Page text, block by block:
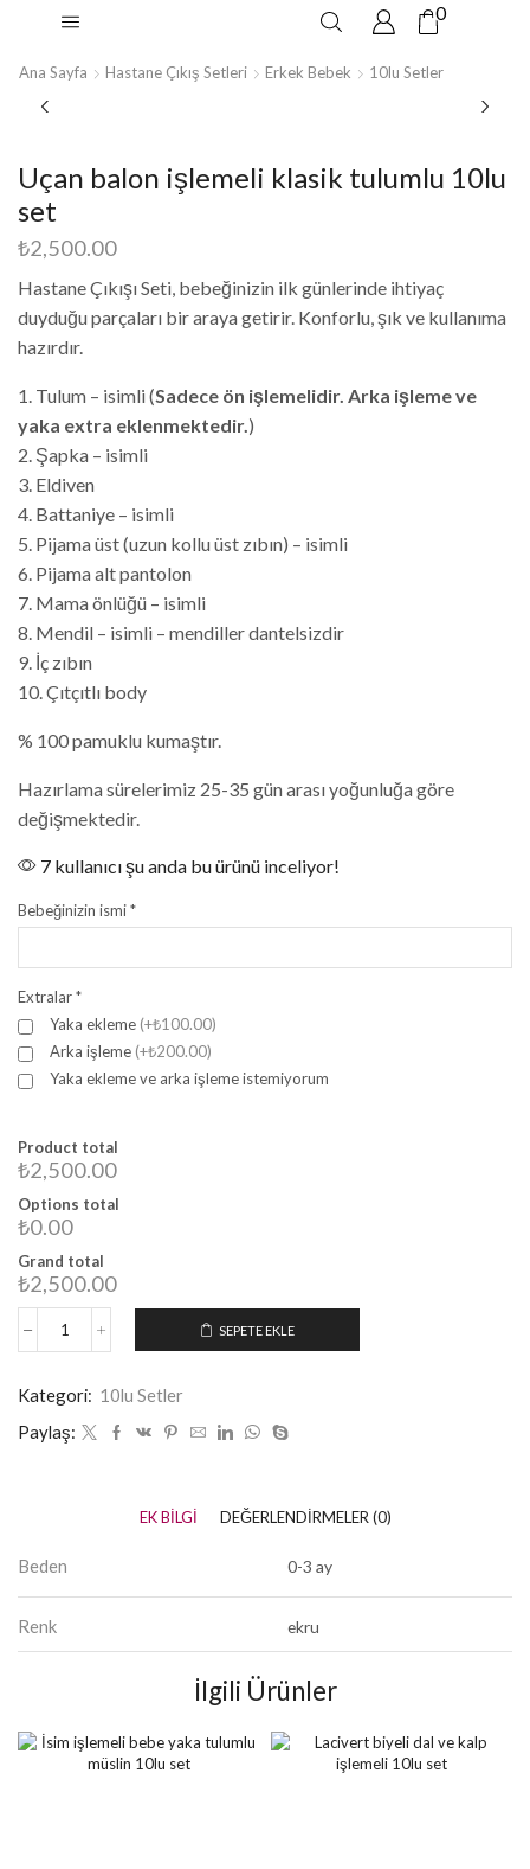
0
Ana Sayfa Hastane Çıkış Setleri Erkek Bebek 10lu Setler
Uçan balon işlemeli klasik tulumlu 10lu
set
₺2,500.00
Hastane Çıkışı Seti, bebeğinizin ilk günlerinde ihtiyaç
duyduğu parçaları bir araya getirir. Konforlu, şık ve kullanıma
hazırdır.
1. Tulum – isimli (Sadece ön işlemelidir. Arka işleme ve
yaka extra eklenmektedir. )
2. Şapka – isimli
3. Eldiven
4. Battaniye – isimli
5. Pijama üst (uzun kollu üst zıbın) – isimli
6. Pijama alt pantolon
7. Mama önlüğü – isimli
8. Mendil – isimli – mendiller dantelsizdir
9. İç zıbın
10. Çıtçıtlı body
% 100 pamuklu kumaştır.
Hazırlama sürelerimiz 25-35 gün arası yoğunluğa göre
değişmektedir.
7 kullanıcı şu anda bu ürünü inceliyor!
Bebeğinizin ismi*
Extralar*
Yaka ekleme (+₺100.00)
Arka işleme (+₺200.00)
Yaka ekleme ve arka işleme istemiyorum
Product total
₺2,500.00
Options total
₺0.00
Grand total
₺2,500.00
SEPETE EKLE
Kategori: 10lu Setler
Paylaş:
EK BILGI DEĞERLENDIRMELER (0)
Beden 0-3 ay
Renk ekru
İlgili Ürünler